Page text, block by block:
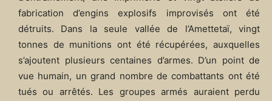
fabrication d’engins explosifs improvisés ont été
détruits. Dans la seule vallée de l’Amettetaï, vingt
tonnes de munitions ont été récupérées, auxquelles
s’ajoutent plusieurs centaines d’armes. D’un point de
vue humain, un grand nombre de combattants ont été
tués ou arrêtés. Les groupes armés auraient perdu